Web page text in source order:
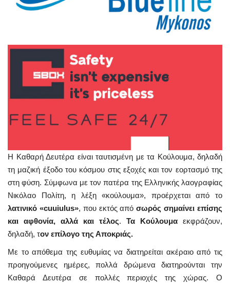
Η Καθαρή Δευτέρα είναι ταυτισμένη με τα Κούλουμα, δηλαδή
τη μαζική έξοδο του κόσμου στις εξοχές και τον εορτασμό της
στη φύση. Σύμφωνα με τον πατέρα της Ελληνικής λαογραφίας
Νικόλαο Πολίτη, η λέξη «κούλουμα», προέρχεται από το
λατινικό «cuuiulus», που εκτός απόσωρός σημαίνει επίσης
και αφθονία, αλλά και τέλος. Τα Κούλουμα εκφράζουν,
δηλαδή, τον επίλογο της Αποκριάς.
Με το απόθεμα της ευθυμίας να διατηρείται ακέραιο από τις
προηγούμενες ημέρες, πολλά δρώμενα διατηρούνται την
Καθαρά Δευτέρα σε πολλές περιοχές της χώρας. Ο